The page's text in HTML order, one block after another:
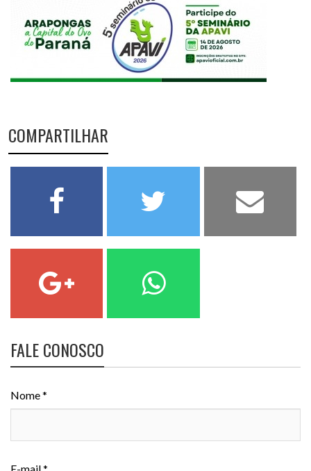
COMPARTILHAR
FALE CONOSCO
Nome *
E-mail *